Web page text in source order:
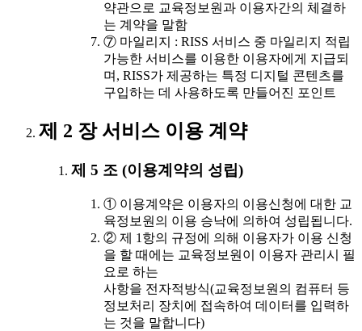
약관으로 교육정보원과 이용자간의 체결하
는 계약을 말함
⑦ 마일리지 : RISS 서비스 중 마일리지 적립
가능한 서비스를 이용한 이용자에게 지급되
며, RISS가 제공하는 특정 디지털 콘텐츠를
구입하는 데 사용하도록 만들어진 포인트
제 2 장 서비스 이용 계약
제 5 조 (이용계약의 성립)
① 이용계약은 이용자의 이용신청에 대한 교
육정보원의 이용 승낙에 의하여 성립됩니다.
② 제 1항의 규정에 의해 이용자가 이용 신청
을 할 때에는 교육정보원이 이용자 관리시 필
요로 하는
사항을 전자적방식(교육정보원의 컴퓨터 등
정보처리 장치에 접속하여 데이터를 입력하
는 것을 말합니다)